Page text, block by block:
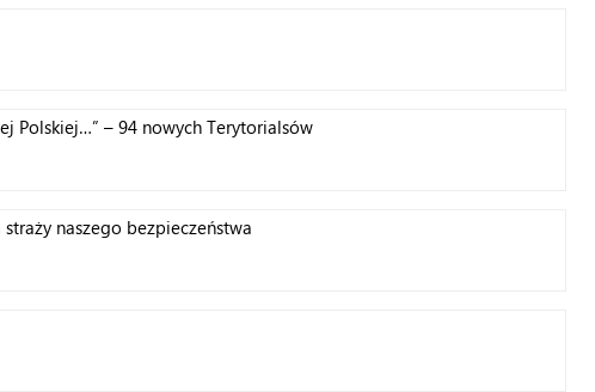
Polskiej…” – 94 nowych Terytorialsów
naszego bezpieczeństwa